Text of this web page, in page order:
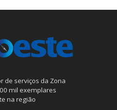
de serviços da Zona
mil exemplares
na região